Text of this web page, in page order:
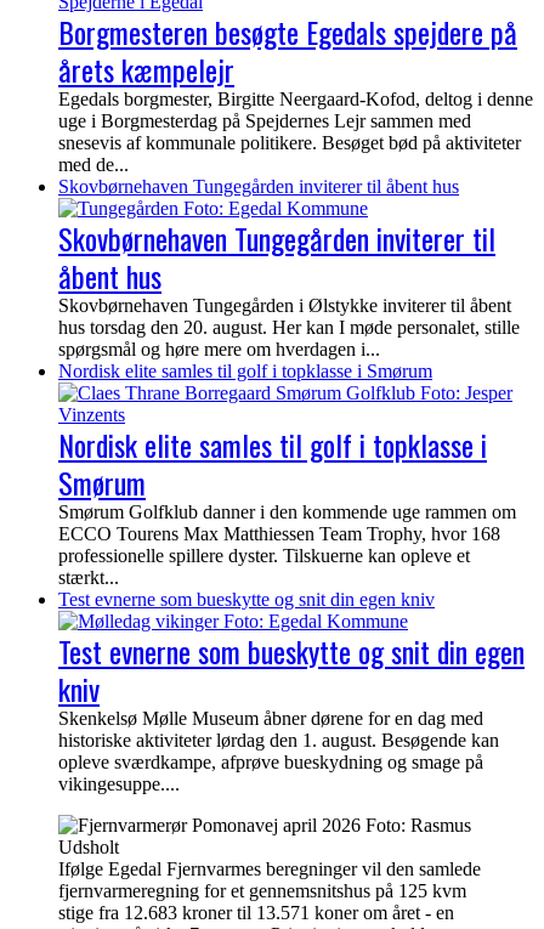
Borgmesteren besøgte Egedals spejdere på
årets kæmpelejr
Egedals borgmester, Birgitte Neergaard-Kofod, deltog i denne
uge i Borgmesterdag på Spejdernes Lejr sammen med
snesevis af kommunale politikere. Besøget bød på aktiviteter
med de...
Skovbørnehaven Tungegården inviterer til åbent hus
Skovbørnehaven Tungegården inviterer til
åbent hus
Skovbørnehaven Tungegården i Ølstykke inviterer til åbent
hus torsdag den 20. august. Her kan I møde personalet, stille
spørgsmål og høre mere om hverdagen i...
Nordisk elite samles til golf i topklasse i Smørum
Nordisk elite samles til golf i topklasse i
Smørum
Smørum Golfklub danner i den kommende uge rammen om
ECCO Tourens Max Matthiessen Team Trophy, hvor 168
professionelle spillere dyster. Tilskuerne kan opleve et
stærkt...
Test evnerne som bueskytte og snit din egen kniv
Test evnerne som bueskytte og snit din egen
kniv
Skenkelsø Mølle Museum åbner dørene for en dag med
historiske aktiviteter lørdag den 1. august. Besøgende kan
opleve sværdkampe, afprøve bueskydning og smage på
vikingesuppe....
Ifølge Egedal Fjernvarmes beregninger vil den samlede
fjernvarmeregning for et gennemsnitshus på 125 kvm
stige fra 12.683 kroner til 13.571 koner om året - en